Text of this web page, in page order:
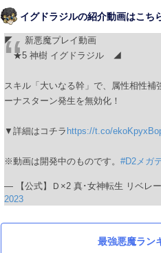
イグドラジルの紹介動画はこち
◤ 新悪魔プレイ動画
★5 神樹 イグドラジル ◢
スキル「大いなる幹」で、属性相性
ーナスターン発生を無効化！
▼詳細はコチラ https://t.co/
※動画は開発中のものです。 #D2メガ
— 【公式】Ｄ×2 真･女神転生 リベレ
2023
最強悪魔ラン